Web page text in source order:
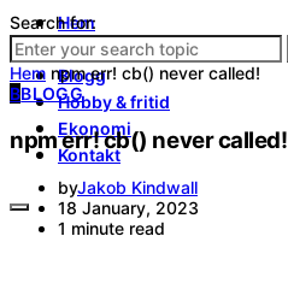
Hem
Tjänster
Blogg
Hobby & fritid
Ekonomi
Kontakt
Search for:
Hem npm err! cb() never called!
BBLOGG
npm err! cb() never called!
byJakob Kindwall
18 January, 2023
1 minute read